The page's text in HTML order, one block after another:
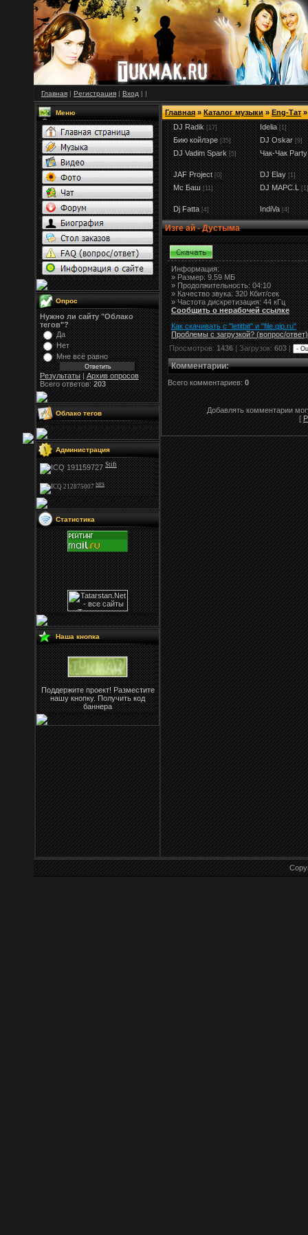
Главная | Регистрация | Вход | |
Меню
Опрос
Нужно ли сайту "Облако
тегов"?
Да
Нет
Мне всё равно
Результаты|Архив опросов
Всего ответов:203
Облако тегов
Администрация
Stifi
NFS
Статистика
Наша кнопка
Поддержите проект! Разместите
нашу кнопку. Получить код
баннера
Главная»Каталог музыки»Eng-Тат»
DJ Radik [17] Idelia [1]
Бию койлэре [35] DJ Oskar [9]
DJ Vadim Spark [5] Чак-Чак Party
JAF Project [0] DJ Elay [1]
Мс Баш [11] DJ MAPC.L [1]
Dj Fatta [4] IndiVa [4]
Изге ай - Дустыма
Информация:
»Размер:9.59 МБ
» Продолжительность: 04:10
» Качество звука: 320 Кбит/сек
» Частота дискретизация: 44 кГц
Сообщить о нерабочей ссылке
Как скачивать с "letitbit" и "file.qip.ru"
Проблемы с загрузкой? (вопрос/ответ)
Просмотров:1436| Загрузок:603|
Комментарии:
Всего комментариев: 0
Добавлять комментарии
[